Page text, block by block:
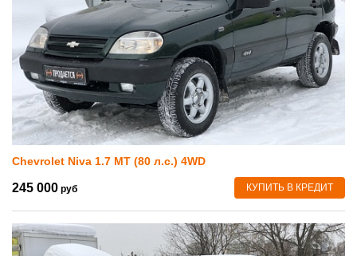
Chevrolet Niva 1.7 MT (80 л.с.) 4WD
245 000 руб КУПИТЬ В КРЕДИТ